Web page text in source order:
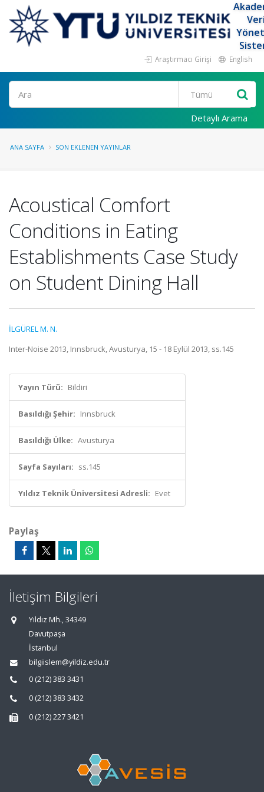
Araştırmacı Girişi English
Ara
Detaylı Arama
ANA SAYFA SON EKLENEN YAYINLAR
Acoustical Comfort
Conditions in Eating
Establishments Case Study
on Student Dining Hall
İLGÜREL M. N.
Inter-Noise 2013, Innsbruck, Avusturya, 15 - 18 Eylül 2013, ss.145
Yayın Türü: Bildiri
Basıldığı Şehir: Innsbruck
Basıldığı Ülke: Avusturya
Sayfa Sayıları: ss.145
Yıldız Teknik Üniversitesi Adresli: Evet
Paylaş
İletişim Bilgileri
Yıldız Mh., 34349
Davutpaşa
İstanbul
bilgiislem@yildiz.edu.tr
0 (212) 383 3431
0 (212) 383 3432
0 (212) 227 3421